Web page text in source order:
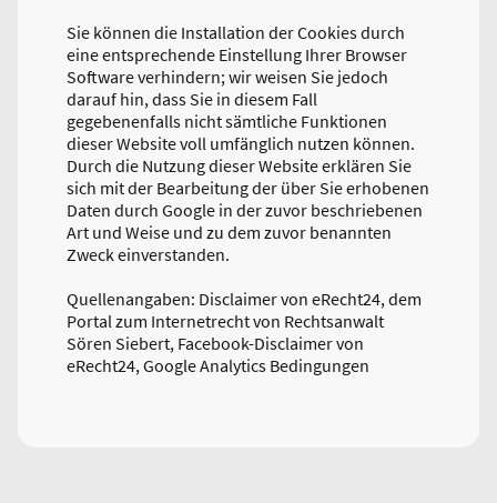
Sie können die Installation der Cookies durch
eine entsprechende Einstellung Ihrer Browser
Software verhindern; wir weisen Sie jedoch
darauf hin, dass Sie in diesem Fall
gegebenenfalls nicht sämtliche Funktionen
dieser Website voll umfänglich nutzen können.
Durch die Nutzung dieser Website erklären Sie
sich mit der Bearbeitung der über Sie erhobenen
Daten durch Google in der zuvor beschriebenen
Art und Weise und zu dem zuvor benannten
Zweck einverstanden.
Quellenangaben: Disclaimer von eRecht24, dem
Portal zum Internetrecht von Rechtsanwalt
Sören Siebert, Facebook-Disclaimer von
eRecht24, Google Analytics Bedingungen